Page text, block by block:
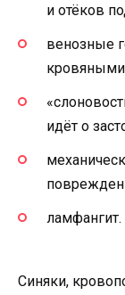
и отёков
венозные
кровяными
идёт о
ламфангит.
Синяки,